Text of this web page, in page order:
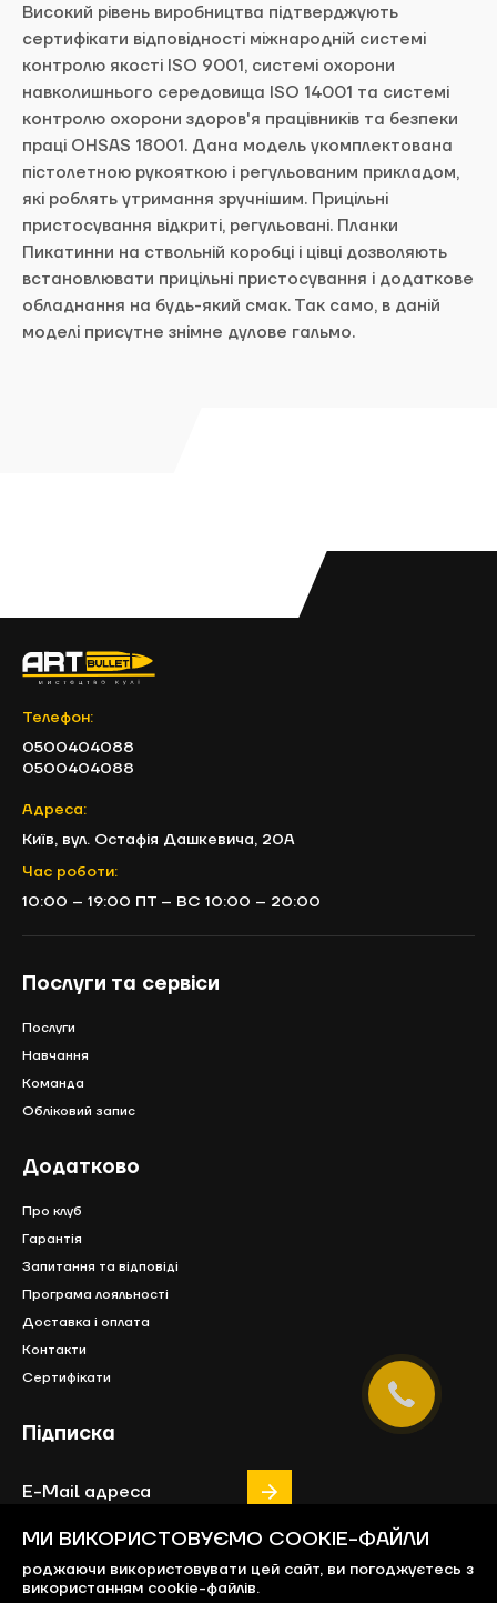
Високий рівень виробництва підтверджують
сертифікати відповідності міжнародній системі
контролю якості ISO 9001, системі охорони
навколишнього середовища ISO 14001 та системі
контролю охорони здоров'я працівників та безпеки
праці OHSAS 18001. Дана модель укомплектована
пістолетною рукояткою і регульованим прикладом,
які роблять утримання зручнішим. Прицільні
пристосування відкриті, регульовані. Планки
Пикатинни на ствольній коробці і цівці дозволяють
встановлювати прицільні пристосування і додаткове
обладнання на будь-який смак. Так само, в даній
моделі присутне знімне дулове гальмо.
Телефон:
0500404088
0500404088
Адреса:
Київ, вул. Остафія Дашкевича, 20А
Час роботи:
10:00 – 19:00 ПТ – ВС 10:00 – 20:00
Послуги та сервіси
Послуги
Навчання
Команда
Обліковий запис
Додатково
Про клуб
Гарантія
Запитання та відповіді
Програма лояльності
Доставка і оплата
Контакти
Сертифікати
Підписка
МИ ВИКОРИСТОВУЄМО COOKIE-ФАЙЛИ
роджаючи використовувати цей сайт, ви погоджуєтесь з
використанням cookie-файлів.